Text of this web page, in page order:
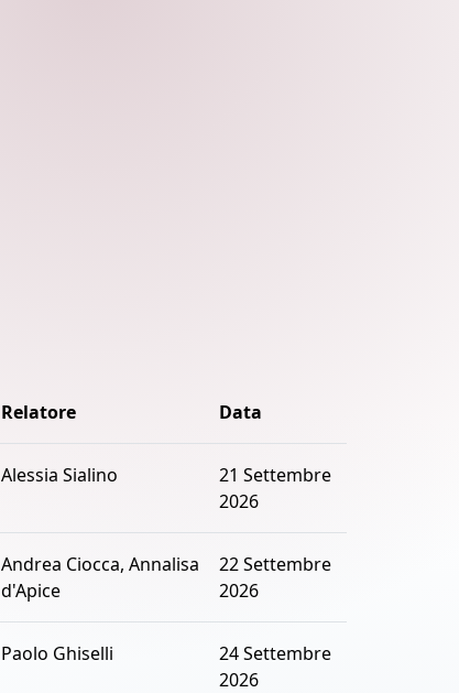
Relatore Data
Alessia Sialino
21 Settembre
2026
Andrea Ciocca, Annalisa
d'Apice
22 Settembre
2026
Paolo Ghiselli
24 Settembre
2026